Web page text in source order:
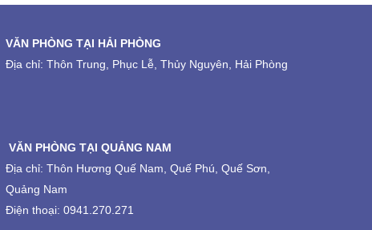
VĂN PHÒNG TẠI HẢI PHÒNG
Địa chỉ: Thôn Trung, Phục Lễ, Thủy Nguyên, Hải Phòng
VĂN PHÒNG TẠI QUẢNG NAM
Địa chỉ: Thôn Hương Quế Nam, Quế Phú, Quế Sơn,
Quảng Nam
Điện thoại: 0941.270.271